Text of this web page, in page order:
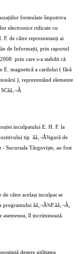
formulate împotriva
electronice ridicate cu
de către reprezentanți ai
de Informații, prin raportul
prin care s-a stabilit că
E. magnetică a cardului ( fără
), reprezentând elemente
inculpatului E. H. F. la
tip
ââ‚¬Å¾gură de
- Sucursala Târgoviște, au fost
către același inculpat se
ââ‚¬Å¾F.ââ‚¬Â,
îl incriminează.
despre utilitatea